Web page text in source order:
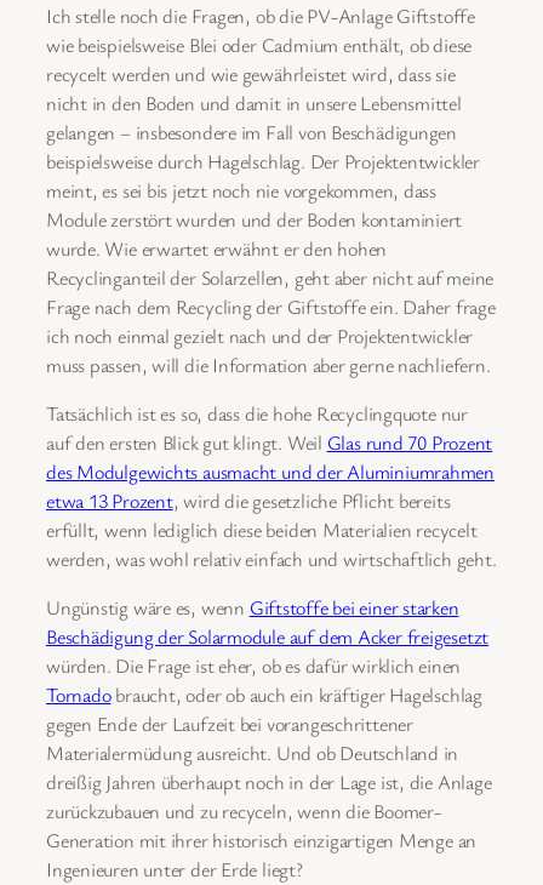
Ich stelle noch die Fragen, ob die PV-Anlage Giftstoffe
wie beispielsweise Blei oder Cadmium enthält, ob diese
recycelt werden und wie gewährleistet wird, dass sie
nicht in den Boden und damit in unsere Lebensmittel
gelangen – insbesondere im Fall von Beschädigungen
beispielsweise durch Hagelschlag. Der Projektentwickler
meint, es sei bis jetzt noch nie vorgekommen, dass
Module zerstört wurden und der Boden kontaminiert
wurde. Wie erwartet erwähnt er den hohen
Recyclinganteil der Solarzellen, geht aber nicht auf meine
Frage nach dem Recycling der Giftstoffe ein. Daher frage
ich noch einmal gezielt nach und der Projektentwickler
muss passen, will die Information aber gerne nachliefern.
Tatsächlich ist es so, dass die hohe Recyclingquote nur
auf den ersten Blick gut klingt. Weil Glas rund 70 Prozent
des Modulgewichts ausmacht und der Aluminiumrahmen
etwa 13 Prozent, wird die gesetzliche Pflicht bereits
erfüllt, wenn lediglich diese beiden Materialien recycelt
werden, was wohl relativ einfach und wirtschaftlich geht.
Ungünstig wäre es, wenn Giftstoffe bei einer starken
Beschädigung der Solarmodule auf dem Acker freigesetzt
würden. Die Frage ist eher, ob es dafür wirklich einen
Tornadobraucht, oder ob auch ein kräftiger Hagelschlag
gegen Ende der Laufzeit bei vorangeschrittener
Materialermüdung ausreicht. Und ob Deutschland in
dreißig Jahren überhaupt noch in der Lage ist, die Anlage
zurückzubauen und zu recyceln, wenn die Boomer-
Generation mit ihrer historisch einzigartigen Menge an
Ingenieuren unter der Erde liegt?